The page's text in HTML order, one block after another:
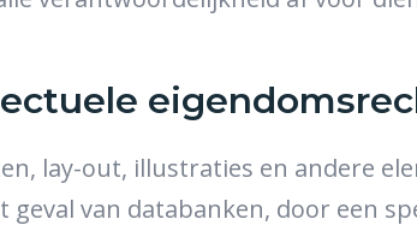
lay-out, illustraties en andere
geval van databanken, door een